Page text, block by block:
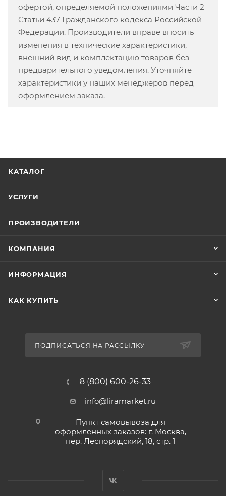
офертой, определяемой положениями Части 2
Статьи 437 Гражданского кодекса Российской
Федерации. Производители вправе вносить
изменения в технические характеристики,
внешний вид и комплектацию товаров без
предварительного уведомления. Уточняйте
характеристики у наших менеджеров перед
оформлением заказа.
КАТАЛОГ
УСЛУГИ
ПРОИЗВОДИТЕЛИ
КОМПАНИЯ
ИНФОРМАЦИЯ
КАК КУПИТЬ
ПОДПИСАТЬСЯ НА РАССЫЛКУ
8 (800) 600-26-33
info@liramarket.ru
Пункт самовывоза для
оформленных заказов: г. Москва,
пер. Леснорядский, 18, стр. 1